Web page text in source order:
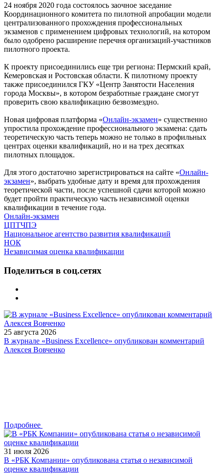
24 ноября 2020 года состоялось заочное заседание
Координационного комитета по пилотной апробации модели
централизованного прохождения профессиональных
экзаменов с применением цифровых технологий, на котором
было одобрено расширение перечня организаций-участников
пилотного проекта.
К проекту присоединились еще три региона: Пермский край,
Кемеровская и Ростовская области. К пилотному проекту
также присоединился ГКУ «Центр Занятости Населения
города Москвы», в котором безработные граждане смогут
проверить свою квалификацию безвозмездно.
Новая цифровая платформа «Онлайн-экзамен» существенно
упростила прохождение профессионального экзамена: сдать
теоретическую часть теперь можно не только в профильных
центрах оценки квалификаций, но и на трех десятках
пилотных площадок.
Для этого достаточно зарегистрироваться на сайте «Онлайн-
экзамен», выбрать удобные дату и время для прохождения
теоретической части, после успешной сдачи которой можно
будет пройти практическую часть независимой оценки
квалификации в течение года.
Онлайн-экзамен
ЦПТЧПЭ
Национальное агентство развития квалификаций
НОК
Независимая оценка квалификации
Поделиться в соц.сетях
25 августа 2026
В журнале «Business Excellence» опубликован комментарий
Алексея Вовченко
Подробнее
31 июля 2026
В «РБК Компании» опубликована статья о независимой
оценке квалификации